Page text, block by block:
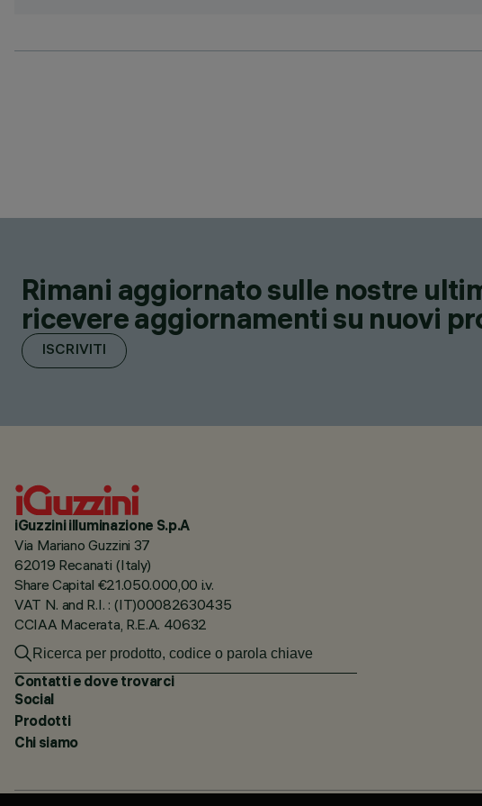
Rimani aggiornato sulle nostre
ricevere aggiornamenti su nuovi
ISCRIVITI
iGuzzini illuminazione S.p.A
Via Mariano Guzzini 37
62019 Recanati (Italy)
Share Capital €21.050.000,00 i.v.
VAT N. and R.I. : (IT)00082630435
CCIAA Macerata, R.E.A. 40632
Contatti e dove trovarci
Social
Prodotti
Chi siamo